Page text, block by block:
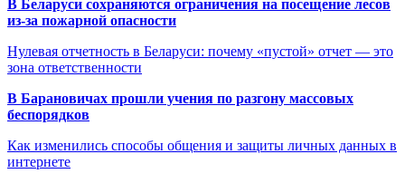
В Беларуси сохраняются ограничения на посещение лесов
из-за пожарной опасности
Нулевая отчетность в Беларуси: почему «пустой» отчет — это
зона ответственности
В Барановичах прошли учения по разгону массовых
беспорядков
Как изменились способы общения и защиты личных данных в
интернете